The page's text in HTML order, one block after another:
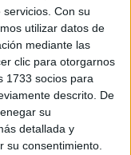
servicios. Con su
utilizar datos de
mediante las
clic para otorgarnos
1733 socios para
descrito. De
su
detallada y
su consentimiento.